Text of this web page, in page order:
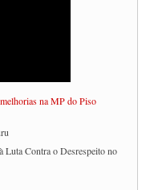
na MP do Piso
Luta Contra o Desrespeito no